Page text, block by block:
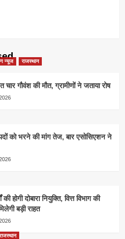
न्यूज राजस्थान
गौवंश की मौत, ग्रामीणों ने जताया रोष
को भरने की मांग तेज, बार एसोसिएशन ने
होगी दोबारा नियुक्ति, वित्त विभाग की
बड़ी राहत